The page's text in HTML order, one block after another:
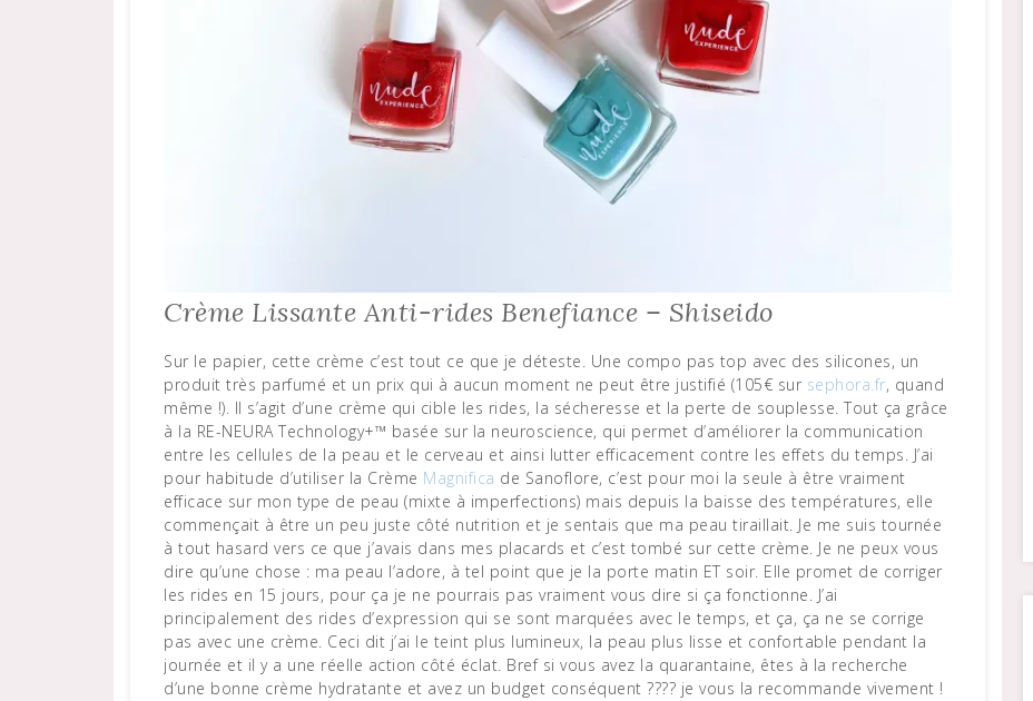
Crème Lissante Anti-rides Benefiance – Shiseido
Sur le papier, cette crème c’est tout ce que je déteste. Une compo pas top avec des silicones, un
produit très parfumé et un prix qui à aucun moment ne peut être justifié (105€ sur sephora.fr, quand
même !). Il s’agit d’une crème qui cible les rides, la sécheresse et la perte de souplesse. Tout ça grâce
à la RE-NEURA Technology+™ basée sur la neuroscience, qui permet d’améliorer la communication
entre les cellules de la peau et le cerveau et ainsi lutter efficacement contre les effets du temps. J’ai
pour habitude d’utiliser la Crème Magnifica de Sanoflore, c’est pour moi la seule à être vraiment
efficace sur mon type de peau (mixte à imperfections) mais depuis la baisse des températures, elle
commençait à être un peu juste côté nutrition et je sentais que ma peau tiraillait. Je me suis tournée
à tout hasard vers ce que j’avais dans mes placards et c’est tombé sur cette crème. Je ne peux vous
dire qu’une chose : ma peau l’adore, à tel point que je la porte matin ET soir. Elle promet de corriger
les rides en 15 jours, pour ça je ne pourrais pas vraiment vous dire si ça fonctionne. J’ai
principalement des rides d’expression qui se sont marquées avec le temps, et ça, ça ne se corrige
pas avec une crème. Ceci dit j’ai le teint plus lumineux, la peau plus lisse et confortable pendant la
journée et il y a une réelle action côté éclat. Bref si vous avez la quarantaine, êtes à la recherche
d’une bonne crème hydratante et avez un budget conséquent ???? je vous la recommande vivement !